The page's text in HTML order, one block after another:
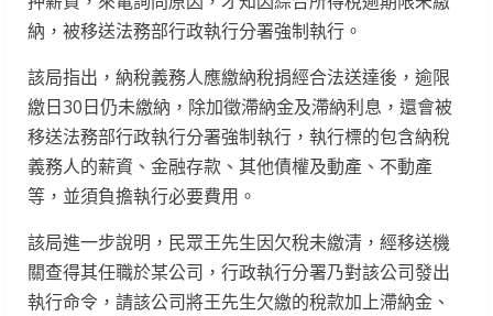
納，被移送法務部行政執行分署強制執行。
該局指出，納稅義務人應繳納稅捐經合法送達後，逾限
繳日30日仍未繳納，除加徵滯納金及滯納利息，還會被
移送法務部行政執行分署強制執行，執行標的包含納稅
義務人的薪資、金融存款、其他債權及動產、不動產
等，並須負擔執行必要費用。
該局進一步說明，民眾王先生因欠稅未繳清，經移送機
關查得其任職於某公司，行政執行分署乃對該公司發出
執行命令，請該公司將王先生欠繳的稅款加上滯納金、